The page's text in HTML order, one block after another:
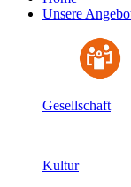
Unsere
Gesellschaft
Kultur